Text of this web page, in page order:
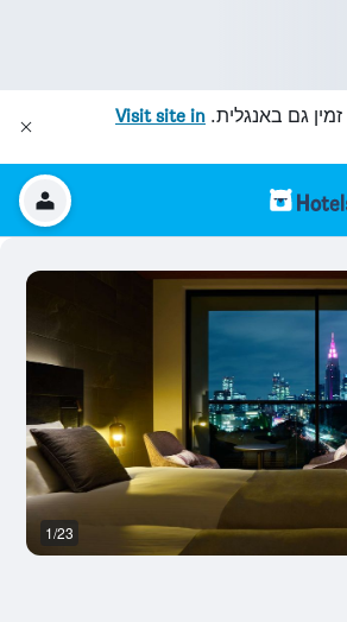
זמין גם באנגלית. Visit site in
1/23